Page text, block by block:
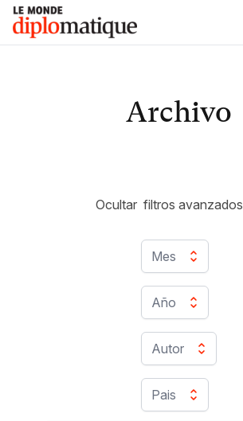
Skip
content
Le monde diplomatique
Archivo
Mes
Año
Autor
Pais
Ocultar filtros avanzados